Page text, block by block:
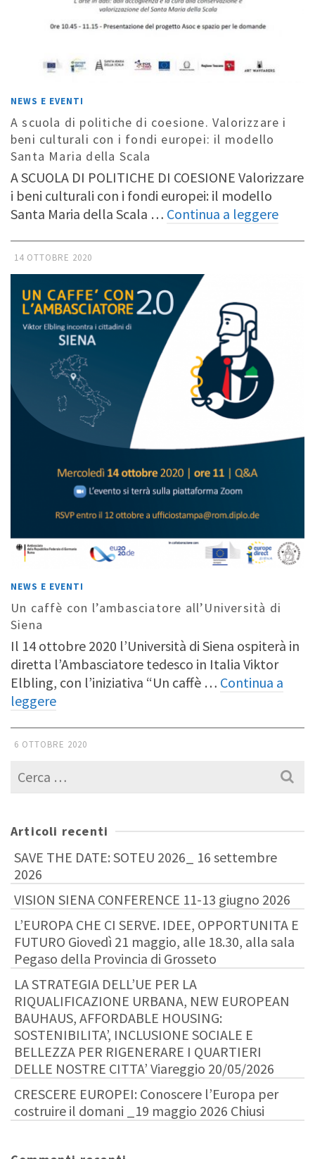
NEWS E EVENTI
A scuola di politiche di coesione. Valorizzare i
beni culturali con i fondi europei: il modello
Santa Maria della Scala
A SCUOLA DI POLITICHE DI COESIONE Valorizzare
i beni culturali con i fondi europei: il modello
Santa Maria della Scala … Continua a leggere
14 OTTOBRE 2020
NEWS E EVENTI
Un caffè con l’ambasciatore all’Università di
Siena
Il 14 ottobre 2020 l’Università di Siena ospiterà in
diretta l’Ambasciatore tedesco in Italia Viktor
Elbling, con l’iniziativa “Un caffè … Continua a
leggere
6 OTTOBRE 2020
Cerca
per:
Articoli recenti
SAVE THE DATE: SOTEU 2026_ 16 settembre
2026
VISION SIENA CONFERENCE 11-13 giugno 2026
L’EUROPA CHE CI SERVE. IDEE, OPPORTUNITA E
FUTURO Giovedì 21 maggio, alle 18.30, alla sala
Pegaso della Provincia di Grosseto
LA STRATEGIA DELL’UE PER LA
RIQUALIFICAZIONE URBANA, NEW EUROPEAN
BAUHAUS, AFFORDABLE HOUSING:
SOSTENIBILITA’, INCLUSIONE SOCIALE E
BELLEZZA PER RIGENERARE I QUARTIERI
DELLE NOSTRE CITTA’ Viareggio 20/05/2026
CRESCERE EUROPEI: Conoscere l’Europa per
costruire il domani _19 maggio 2026 Chiusi